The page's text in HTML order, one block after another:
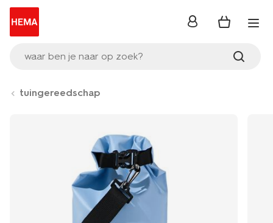
waar ben je naar op zoek?
inloggen
tuingereedschap